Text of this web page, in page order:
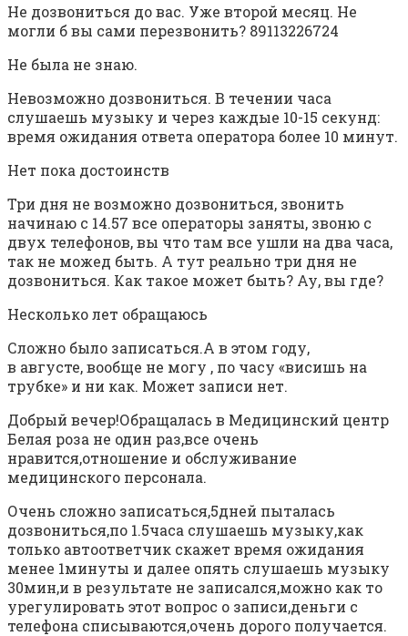
Не дозвониться до вас. Уже второй месяц. Не
могли б вы сами перезвонить? 89113226724
Не была не знаю.
Невозможно дозвониться. В течении часа
слушаешь музыку и через каждые 10-15 секунд:
время ожидания ответа оператора более 10 минут.
Нет пока достоинств
Три дня не возможно дозвониться, звонить
начинаю с 14.57 все операторы заняты, звоню с
двух телефонов, вы что там все ушли на два часа,
так не можед быть. А тут реально три дня не
дозвониться. Как такое может быть? Ау, вы где?
Несколько лет обращаюсь
Сложно было записаться.А в этом году,
в августе, вообще не могу , по часу «висишь на
трубке» и ни как. Может записи нет.
Добрый вечер!Обращалась в Медицинский центр
Белая роза не один раз,все очень
нравится,отношение и обслуживание
медицинского персонала.
Очень сложно записаться,5дней пыталась
дозвониться,по 1.5часа слушаешь музыку,как
только автоответчик скажет время ожидания
менее 1минуты и далее опять слушаешь музыку
30мин,и в результате не записался,можно как то
урегулировать этот вопрос о записи,деньги с
телефона списываются,очень дорого получается.